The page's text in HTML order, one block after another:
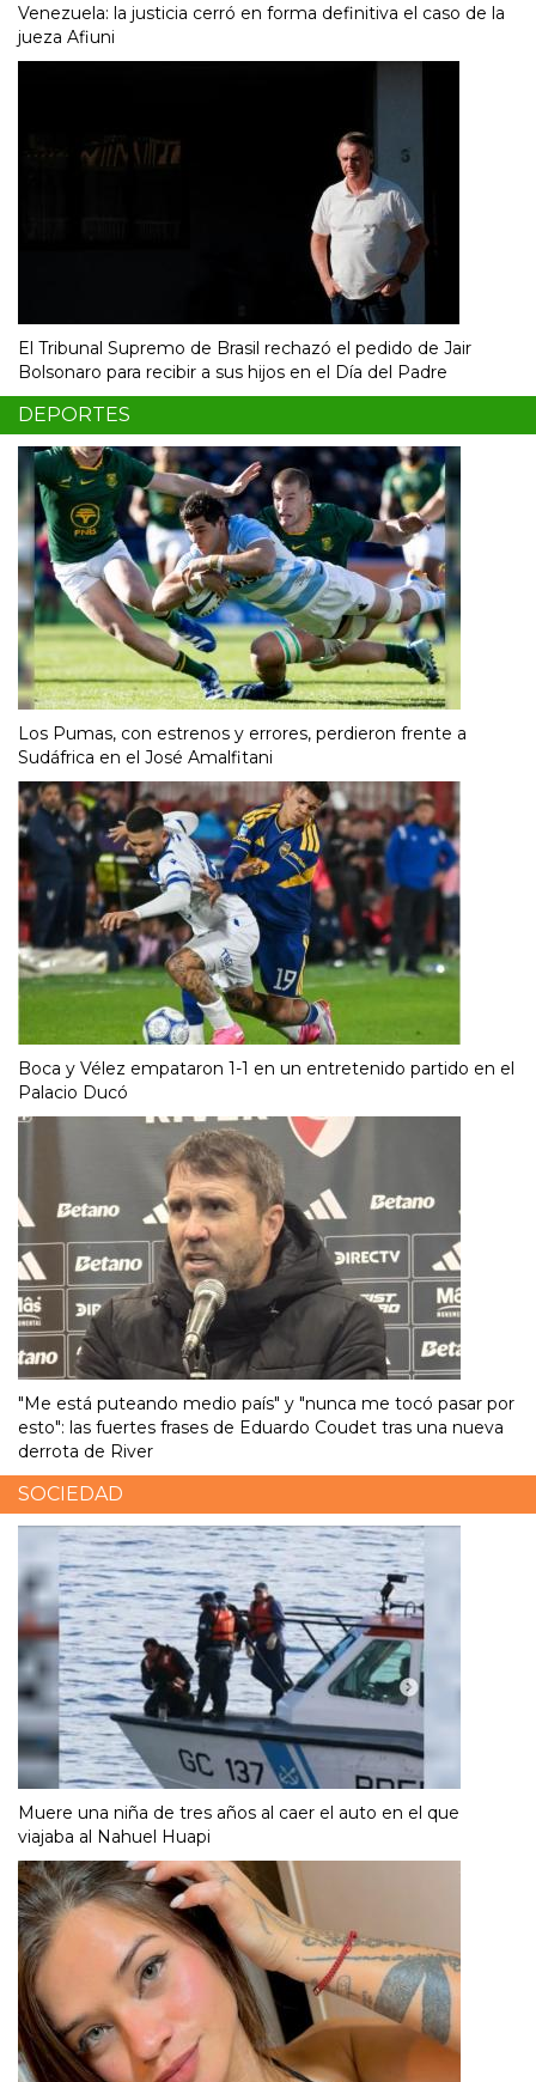
Venezuela: la justicia cerró en forma definitiva el caso de la
jueza Afiuni
El Tribunal Supremo de Brasil rechazó el pedido de Jair
Bolsonaro para recibir a sus hijos en el Día del Padre
DEPORTES
Los Pumas, con estrenos y errores, perdieron frente a
Sudáfrica en el José Amalfitani
Boca y Vélez empataron 1-1 en un entretenido partido en el
Palacio Ducó
"Me está puteando medio país" y "nunca me tocó pasar por
esto": las fuertes frases de Eduardo Coudet tras una nueva
derrota de River
SOCIEDAD
Muere una niña de tres años al caer el auto en el que
viajaba al Nahuel Huapi